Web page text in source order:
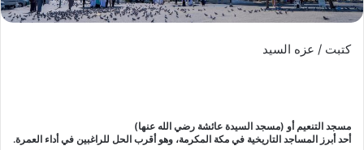
كتبت / عزه السيد
مسجد التنعيم أو (مسجد السيدة عائشة رضي الله عنها)
أحد أبرز المساجد التاريخية في مكة المكرمة، وهو أقرب الحل للراغبين في أداء العمرة.